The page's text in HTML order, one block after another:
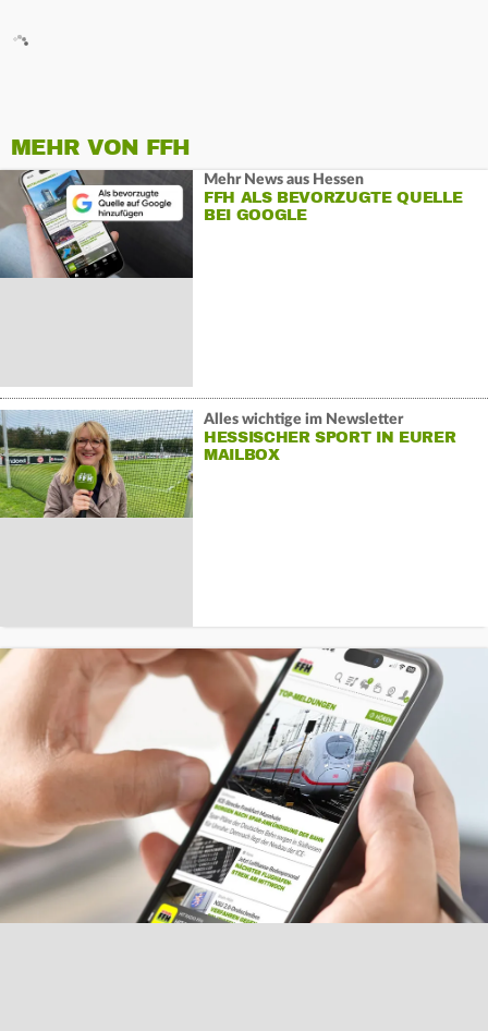
MEHR VON FFH
Mehr News aus Hessen
FFH ALS BEVORZUGTE QUELLE
BEI GOOGLE
Alles wichtige im Newsletter
HESSISCHER SPORT IN EURER
MAILBOX